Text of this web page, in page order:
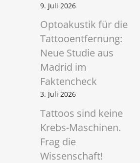
9. Juli 2026
Optoakustik für die
Tattooentfernung:
Neue Studie aus
Madrid im
Faktencheck
3. Juli 2026
Tattoos sind keine
Krebs-Maschinen.
Frag die
Wissenschaft!